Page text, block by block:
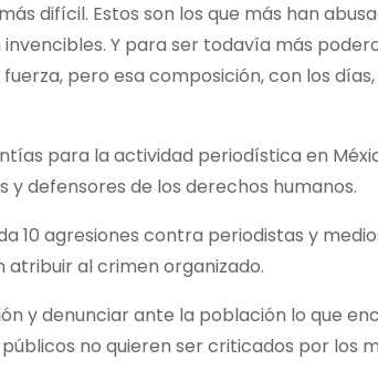
difícil. Estos son los que más han
Y para ser todavía más
pero esa composición, con los
para la actividad periodística en
y defensores de los derechos humanos.
10 agresiones contra periodistas y
atribuir al crimen organizado.
y denunciar ante la población lo que
no quieren ser criticados por los